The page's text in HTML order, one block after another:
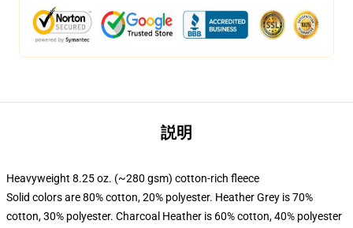
説明
Heavyweight 8.25 oz. (~280 gsm) cotton-rich fleece
Solid colors are 80% cotton, 20% polyester. Heather Grey is 70%
cotton, 30% polyester. Charcoal Heather is 60% cotton, 40% polyester